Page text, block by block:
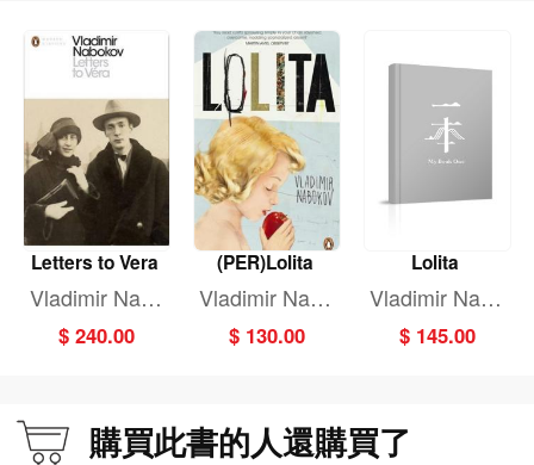
Letters to Vera
Vladimir Nabo
kov
$ 240.00
(PER)Lolita
Vladimir Nabo
kov
$ 130.00
Lolita
Vladimir Nabo
kov
$ 145.00
購買此書的人還購買了